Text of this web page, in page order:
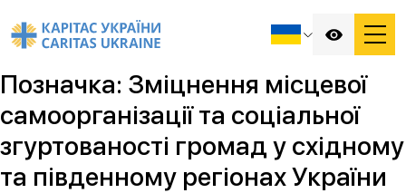
Позначка: Зміцнення місцевої
самоорганізації та соціальної
згуртованості громад у східному
та південному регіонах України